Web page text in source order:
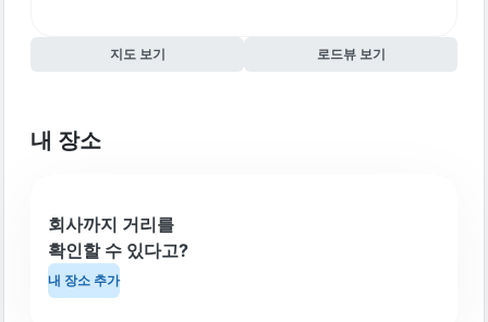
지도 보기 로드뷰 보기
내 장소
회사까지 거리를
확인할 수 있다고?
내 장소 추가